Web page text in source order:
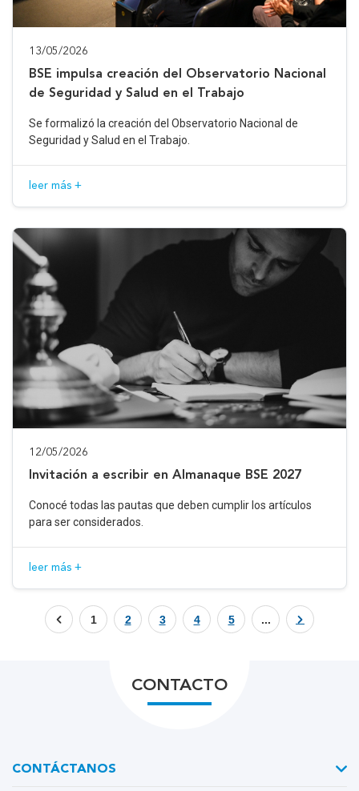
13/05/2026
BSE impulsa creación del Observatorio Nacional
de Seguridad y Salud en el Trabajo
Se formalizó la creación del Observatorio Nacional de
Seguridad y Salud en el Trabajo.
leer más +
12/05/2026
Invitación a escribir en Almanaque BSE 2027
Conocé todas las pautas que deben cumplir los artículos
para ser considerados.
leer más +
1 2 3 4 5 ...
CONTACTO
CONTÁCTANOS